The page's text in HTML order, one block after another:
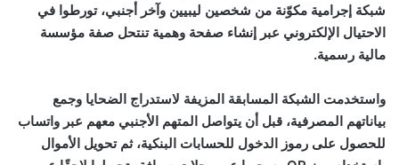
شبكة إجرامية مكوّنة من شخصين ليبيين وآخر أجنبي، تورطوا في
الاحتيال الإلكتروني عبر إنشاء صفحة وهمية تنتحل صفة مؤسسة
مالية رسمية.
واستخدمت الشبكة المسابقة المزيفة لاستدراج الضحايا وجمع
بياناتهم المصرفية، قبل أن يتواصل المتهم الأجنبي معهم عبر واتساب
للحصول على رموز الدخول للحسابات البنكية، ثم تحويل الأموال